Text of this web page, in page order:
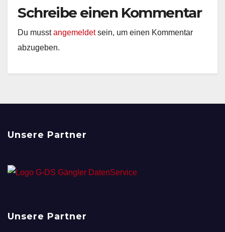
Schreibe einen Kommentar
Du musstangemeldetsein, um einen Kommentar
abzugeben.
Unsere Partner
Unsere Partner